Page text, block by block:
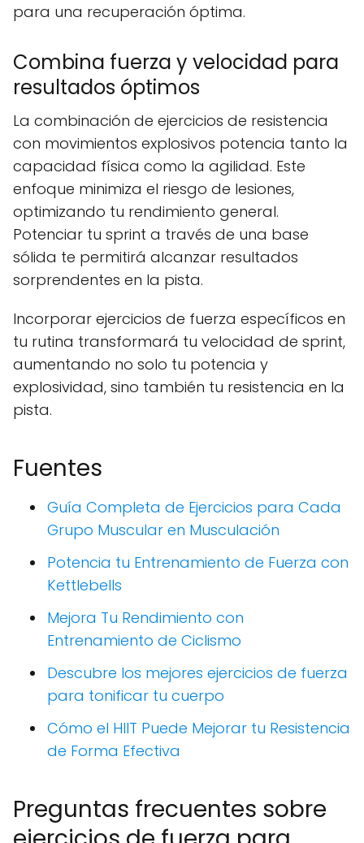
para una recuperación óptima.
Combina fuerza y velocidad para
resultados óptimos
La combinación de ejercicios de resistencia
con movimientos explosivos potencia tanto la
capacidad física como la agilidad. Este
enfoque minimiza el riesgo de lesiones,
optimizando tu rendimiento general.
Potenciar tu sprint a través de una base
sólida te permitirá alcanzar resultados
sorprendentes en la pista.
Incorporar ejercicios de fuerza específicos en
tu rutina transformará tu velocidad de sprint,
aumentando no solo tu potencia y
explosividad, sino también tu resistencia en la
pista.
Fuentes
Guía Completa de Ejercicios para Cada
Grupo Muscular en Musculación
Potencia tu Entrenamiento de Fuerza con
Kettlebells
Mejora Tu Rendimiento con
Entrenamiento de Ciclismo
Descubre los mejores ejercicios de fuerza
para tonificar tu cuerpo
Cómo el HIIT Puede Mejorar tu Resistencia
de Forma Efectiva
Preguntas frecuentes sobre